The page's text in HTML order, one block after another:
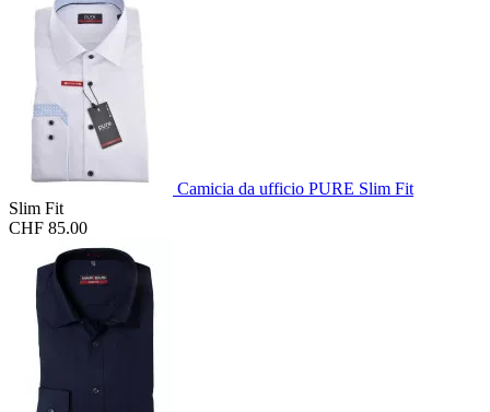
Camicia da ufficio PURE Slim Fit
Slim Fit
CHF 85.00